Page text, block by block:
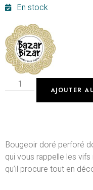
En stock
AJOUTER
Bougeoir doré perforé
qui vous rappelle les
qu’il procure tout en